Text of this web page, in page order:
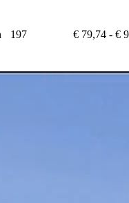
197 € 79,74 - €